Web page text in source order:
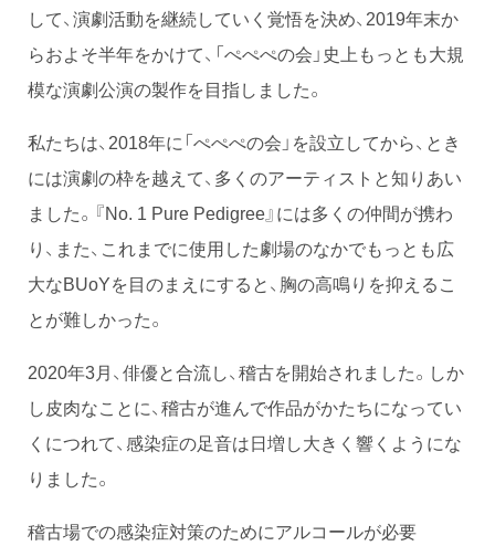
して、演劇活動を継続していく覚悟を決め、2019年末か
らおよそ半年をかけて、「ぺぺぺの会」史上もっとも大規
模な演劇公演の製作を目指しました。
私たちは、2018年に「ぺぺぺの会」を設立してから、とき
には演劇の枠を越えて、多くのアーティストと知りあい
ました。『No. 1 Pure Pedigree』には多くの仲間が携わ
り、また、これまでに使用した劇場のなかでもっとも広
大なBUoYを目のまえにすると、胸の高鳴りを抑えるこ
とが難しかった。
2020年3月、俳優と合流し、稽古を開始されました。しか
し皮肉なことに、稽古が進んで作品がかたちになってい
くにつれて、感染症の足音は日増し大きく響くようにな
りました。
稽古場での感染症対策のためにアルコールが必要